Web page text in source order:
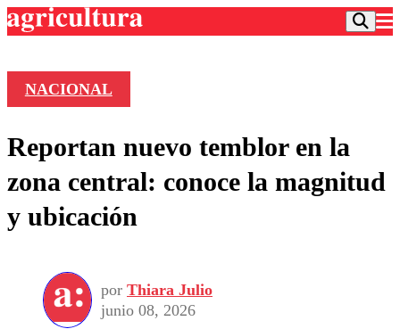
Frecuencias
Agricultura TV
Deportes
Colo Colo
Seleccion Chilena
Torneo Internacional
Entretención
Economía
Internacional
Publicaciones en medios
Opinión
NACIONAL
Reportan nuevo temblor en la
zona central: conoce la magnitud
y ubicación
por Thiara Julio
junio 08, 2026